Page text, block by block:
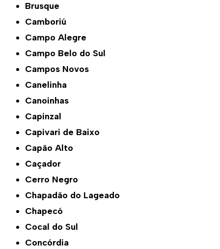
Brusque
Camboriú
Campo Alegre
Campo Belo do Sul
Campos Novos
Canelinha
Canoinhas
Capinzal
Capivari de Baixo
Capão Alto
Caçador
Cerro Negro
Chapadão do Lageado
Chapecó
Cocal do Sul
Concórdia